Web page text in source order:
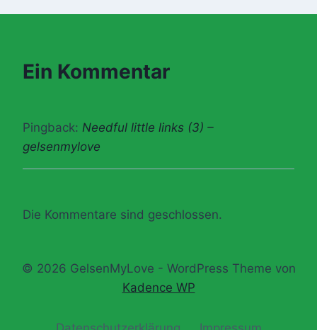
Ein Kommentar
Pingback: Needful little links (3) –
gelsenmylove
Die Kommentare sind geschlossen.
© 2026 GelsenMyLove - WordPress Theme von
Kadence WP